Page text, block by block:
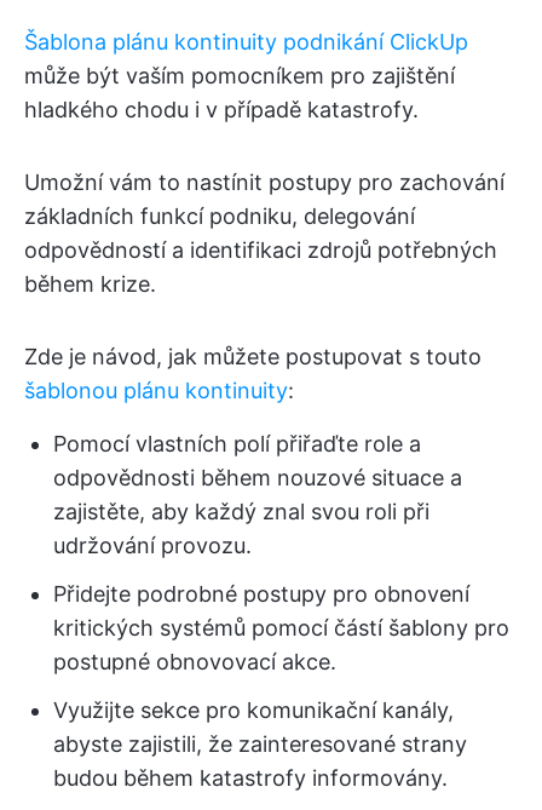
Šablona plánu kontinuity podnikání ClickUp
může být vaším pomocníkem pro zajištění
hladkého chodu i v případě katastrofy.
Umožní vám to nastínit postupy pro zachování
základních funkcí podniku, delegování
odpovědností a identifikaci zdrojů potřebných
během krize.
Zde je návod, jak můžete postupovat s touto
šablonou plánu kontinuity:
Pomocí vlastních polí přiřaďte role a
odpovědnosti během nouzové situace a
zajistěte, aby každý znal svou roli při
udržování provozu.
Přidejte podrobné postupy pro obnovení
kritických systémů pomocí částí šablony pro
postupné obnovovací akce.
Využijte sekce pro komunikační kanály,
abyste zajistili, že zainteresované strany
budou během katastrofy informovány.